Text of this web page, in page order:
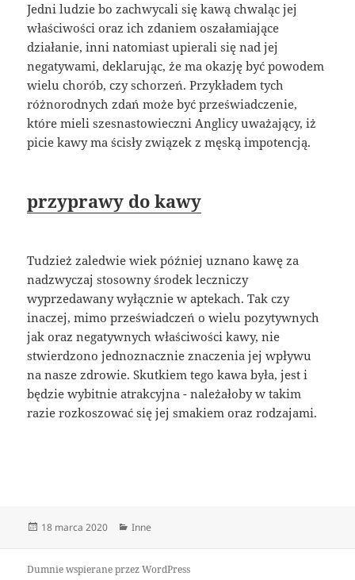
Jedni ludzie bo zachwycali się kawą chwaląc jej
właściwości oraz ich zdaniem oszałamiające
działanie, inni natomiast upierali się nad jej
negatywami, deklarując, że ma okazję być powodem
wielu chorób, czy schorzeń. Przykładem tych
różnorodnych zdań może być przeświadczenie,
które mieli szesnastowieczni Anglicy uważający, iż
picie kawy ma ścisły związek z męską impotencją.
przyprawy do kawy
Tudzież zaledwie wiek później uznano kawę za
nadzwyczaj stosowny środek leczniczy
wyprzedawany wyłącznie w aptekach. Tak czy
inaczej, mimo przeświadczeń o wielu pozytywnych
jak oraz negatywnych właściwości kawy, nie
stwierdzono jednoznacznie znaczenia jej wpływu
na nasze zdrowie. Skutkiem tego kawa była, jest i
będzie wybitnie atrakcyjna - należałoby w takim
razie rozkoszować się jej smakiem oraz rodzajami.
Data
18 marca 2020 Kategorie
Inne
Dumnie wspierane przez WordPress